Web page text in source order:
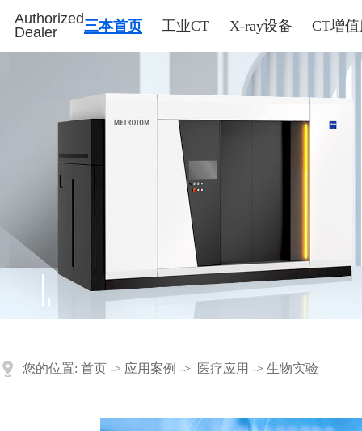
Authorized
Dealer
三本首页 工业CT X-ray设备 CT增
您的位置: 首页 -> 应用案例 -> 医疗应用 -> 生物实验